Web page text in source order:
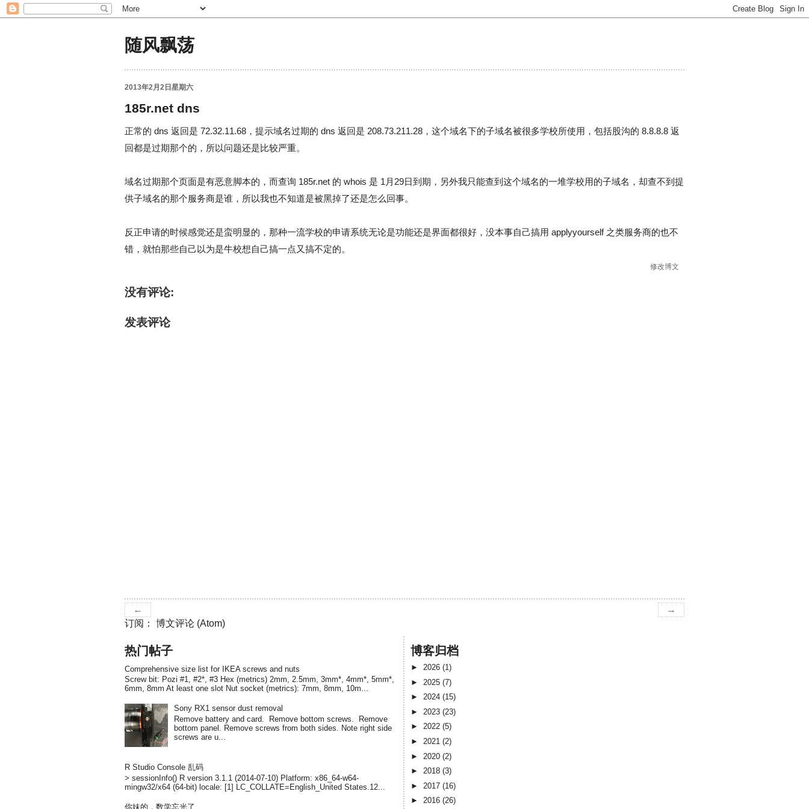
随风飘荡
2013年2月2日星期六
185r.net dns
正常的 dns 返回是 72.32.11.68，提示域名过期的 dns 返回是 208.73.211.28，这个域名下的子域名被很多学校所使用，包括股沟的 8.8.8.8 返
回都是过期那个的，所以问题还是比较严重。
域名过期那个页面是有恶意脚本的，而查询 185r.net 的 whois 是 1月29日到期，另外我只能查到这个域名的一堆学校用的子域名，却查不到提
供子域名的那个服务商是谁，所以我也不知道是被黑掉了还是怎么回事。
反正申请的时候感觉还是蛮明显的，那种一流学校的申请系统无论是功能还是界面都很好，没本事自己搞用 applyyourself 之类服务商的也不
错，就怕那些自己以为是牛校想自己搞一点又搞不定的。
修改博文
没有评论:
发表评论
←
→
订阅： 博文评论 (Atom)
热门帖子
Comprehensive size list for IKEA screws and nuts
Screw bit: Pozi #1, #2*, #3 Hex (metrics) 2mm, 2.5mm, 3mm*, 4mm*, 5mm*,
6mm, 8mm At least one slot Nut socket (metrics): 7mm, 8mm, 10m...
Sony RX1 sensor dust removal
Remove battery and card. Remove bottom screws. Remove
bottom panel. Remove screws from both sides. Note right side
screws are u...
R Studio Console 乱码
> sessionInfo() R version 3.1.1 (2014-07-10) Platform: x86_64-w64-
mingw32/x64 (64-bit) locale: [1] LC_COLLATE=English_United States.12...
你妹的，数学忘光了
博客归档
► 2026 (1)
► 2025 (7)
► 2024 (15)
► 2023 (23)
► 2022 (5)
► 2021 (2)
► 2020 (2)
► 2018 (3)
► 2017 (16)
► 2016 (26)